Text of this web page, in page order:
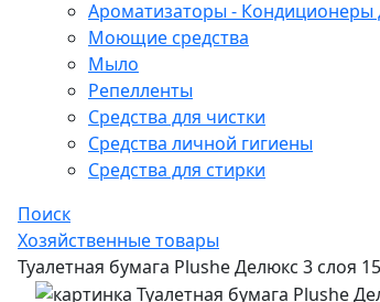
Ароматизаторы - Кондиционеры
Моющие средства
Мыло
Репелленты
Средства для чистки
Средства личной гигиены
Средства для стирки
Поиск
Хозяйственные товары
Туалетная бумага Plushe Делюкс 3 слоя